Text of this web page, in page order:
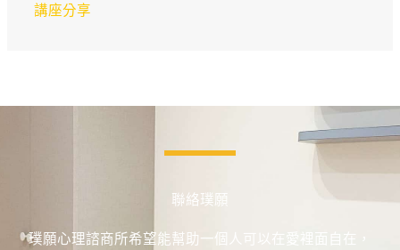
講座分享
聯絡璞願
璞願心理諮商所希望能幫助一個人可以在愛裡面自在，